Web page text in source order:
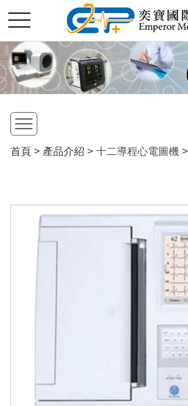
切
選
單
open
首頁 > 產品介紹 > 十二導程心電圖機 >